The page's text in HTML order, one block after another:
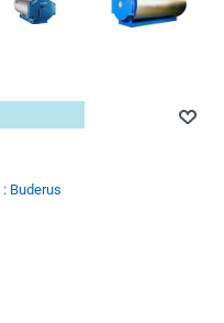
: Buderus